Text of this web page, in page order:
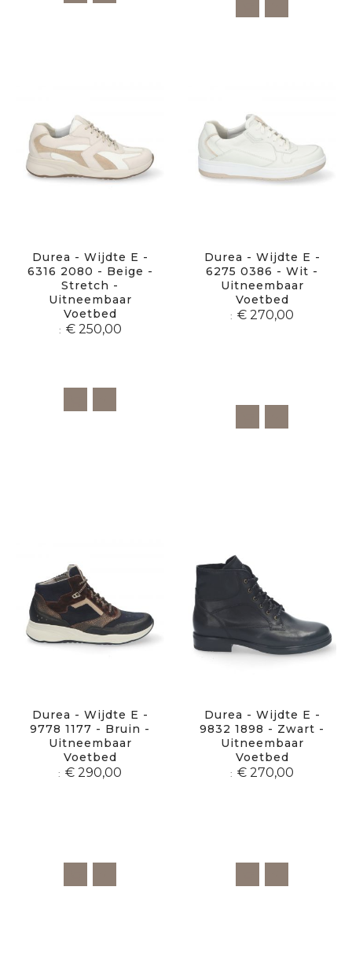
Durea - Wijdte E -
6316 2080 - Beige -
Stretch -
Uitneembaar
Voetbed
€ 250,00
Durea - Wijdte E -
6275 0386 - Wit -
Uitneembaar
Voetbed
€ 270,00
Durea - Wijdte E -
9778 1177 - Bruin -
Uitneembaar
Voetbed
€ 290,00
Durea - Wijdte E -
9832 1898 - Zwart -
Uitneembaar
Voetbed
€ 270,00